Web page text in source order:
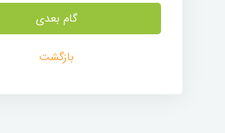
گام بعدی
بازگشت